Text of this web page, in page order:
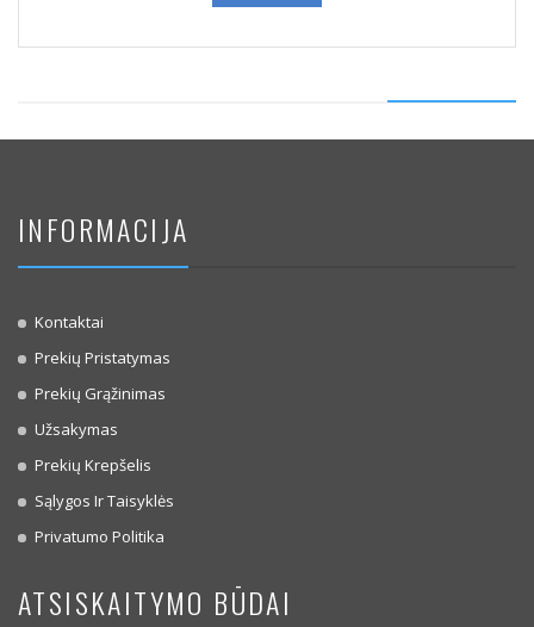
INFORMACIJA
Kontaktai
Prekių Pristatymas
Prekių Grąžinimas
Užsakymas
Prekių Krepšelis
Sąlygos Ir Taisyklės
Privatumo Politika
ATSISKAITYMO BŪDAI